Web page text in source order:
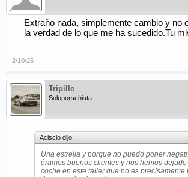
Extraño nada, simplemente cambio y no
la verdad de lo que me ha sucedido.Tu
2/10/25
Tripille
Soloporschista
Acisclo dijo: ↑
Una estrella y porque no puedo poner
éramos buenos clientes y nos hemos
coche en este taller que no es precisamente